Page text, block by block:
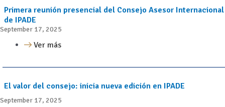
Primera reunión presencial del Consejo Asesor Internacional
de IPADE
September 17, 2025
Ver más
El valor del consejo: inicia nueva edición en IPADE
September 17, 2025